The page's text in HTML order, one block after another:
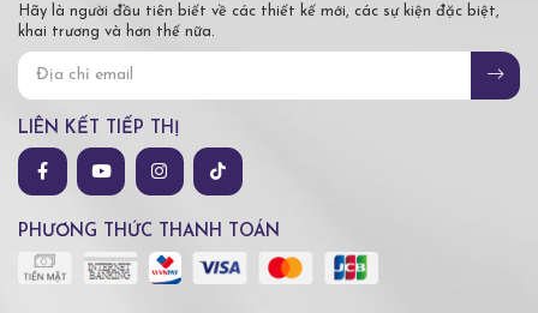
Hãy là người đầu tiên biết về các thiết kế mới, các sự kiện đặc biệt,
khai trương và hơn thế nữa.
LIÊN KẾT TIẾP THỊ
PHƯƠNG THỨC THANH TOÁN